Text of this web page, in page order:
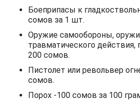
Боеприпасы к
сомов за 1 шт.
Оружие самообороны,
травматического действия,
200 сомов.
Пистолет или револьвер
сомов.
Порох -100 сомов за 100